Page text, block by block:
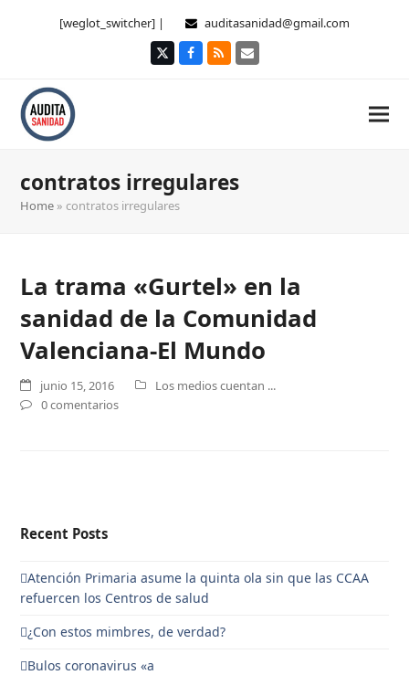
[weglot_switcher] | auditasanidad@gmail.com
TwitterFacebook
RSS Correo
contratos irregulares
Home »contratos irregulares
La trama «Gurtel» en la
sanidad de la Comunidad
Valenciana-El Mundo
junio 15, 2016
Los medios cuentan ...
0 comentarios
Recent Posts
Atención Primaria asume la quinta ola sin que las CCAA
refuercen los Centros de salud
¿Con estos mimbres, de verdad?
Bulos coronavirus «a